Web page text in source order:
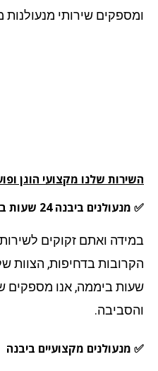
שירותי מנעולנות
שלנו מקצועי הוגן ופועל 24/7 בשבילכם!
ביבנה 24 שעות ביממה
ואתם זקוקים לשירות
ביממה, אנו מספקים
מקצועיים ביבנה